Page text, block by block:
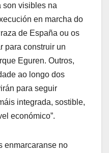
son visibles na
en marcha do
de España ou os
para construir un
Eguren. Outros,
ao longo dos
para seguir
integrada, sostible,
económico”.
enmarcaranse no